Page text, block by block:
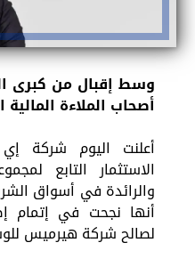
وسط إقبال من كبرى
أصحاب الملاءة المالية
أعلنت اليوم شركة
الاستثمار التابع
والرائدة في أسواق
أنها نجحت في إتمام
لصالح شركة هيرميس